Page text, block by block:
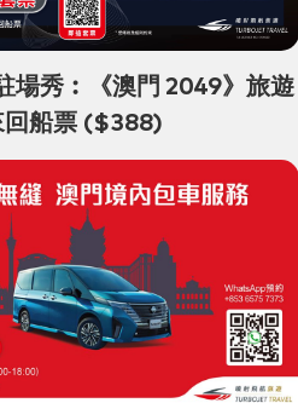
場秀︰《澳門 2049》旅遊
回船票 ($388)